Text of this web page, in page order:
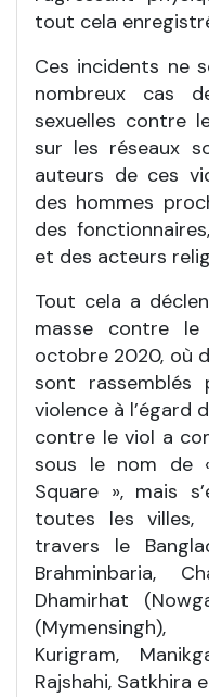
tout cela
Ces incidents ne
nombreux cas
sexuelles contre
sur les réseaux
auteurs de ces
des hommes
des
et des acteurs
Tout cela a
masse contre
octobre 2020, où
sont
violence à l’égard
contre le viol a
sous le nom de «
Square », mais
toutes les villes,
travers le
Brahminbaria,
Dhamirhat
Kurigram,
Rajshahi, Satkhira